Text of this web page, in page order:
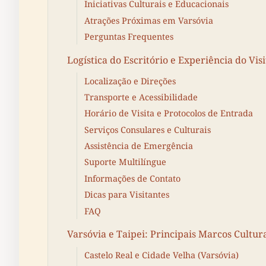
Iniciativas Culturais e Educacionais
Atrações Próximas em Varsóvia
Perguntas Frequentes
Logística do Escritório e Experiência do
Localização e Direções
Transporte e Acessibilidade
Horário de Visita e Protocolos de Entrada
Serviços Consulares e Culturais
Assistência de Emergência
Suporte Multilíngue
Informações de Contato
Dicas para Visitantes
FAQ
Varsóvia e Taipei: Principais Marcos
Castelo Real e Cidade Velha (Varsóvia)